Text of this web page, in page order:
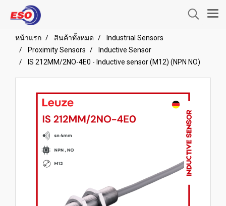
หน้าแรก สินค้าทั้งหมด
Industrial Sensors
Proximity Sensors
Inductive Sensor
IS 212MM/2NO-4E0 - Inductive sensor (M12) (NPN NO)